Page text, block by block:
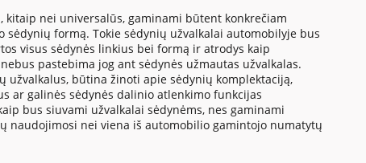
kitaip nei universalūs, gaminami būtent konkrečiam
sėdynių formą. Tokie sėdynių užvalkalai automobilyje bus
visus sėdynės linkius bei formą ir atrodys kaip
pastebima jog ant sėdynės užmautas užvalkalas.
užvalkalus, būtina žinoti apie sėdynių komplektaciją,
ar galinės sėdynės dalinio atlenkimo funkcijas
bus siuvami užvalkalai sėdynėms, nes gaminami
naudojimosi nei viena iš automobilio gamintojo numatytų